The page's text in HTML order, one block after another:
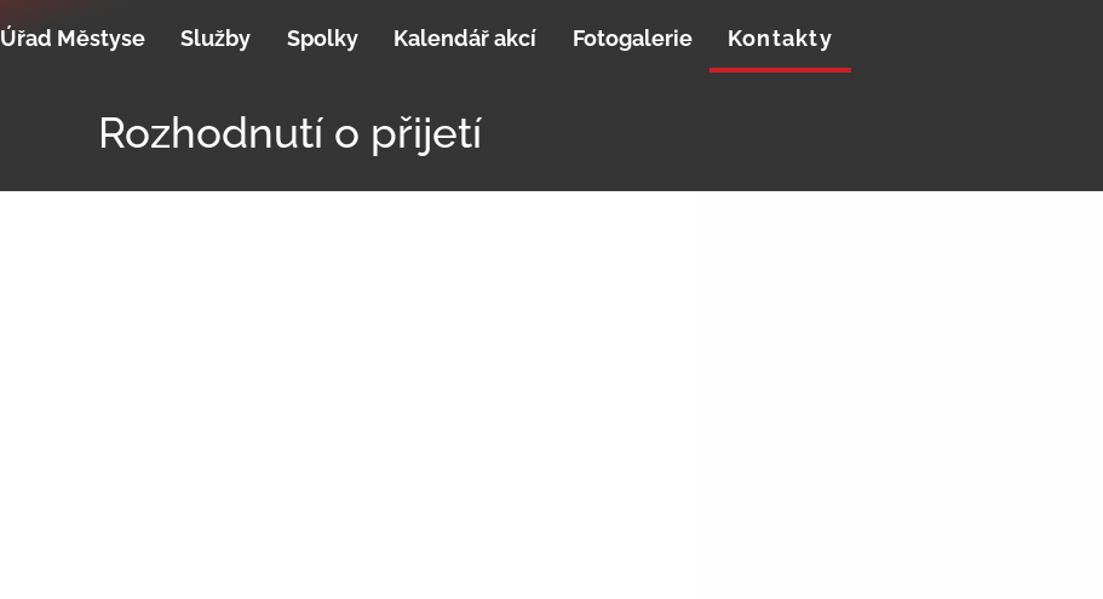
Úřad Městyse Služby Spolky Kalendář akcí Fotogalerie Kontakty
Rozhodnutí o přijetí